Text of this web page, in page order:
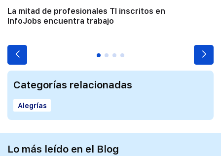
La mitad de profesionales TI inscritos en
InfoJobs encuentra trabajo
Categorías relacionadas
Alegrías
Lo más leído en el Blog